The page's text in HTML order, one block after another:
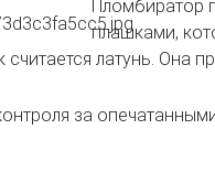
Пломбиратор
плашками,
считается латунь. Она
за